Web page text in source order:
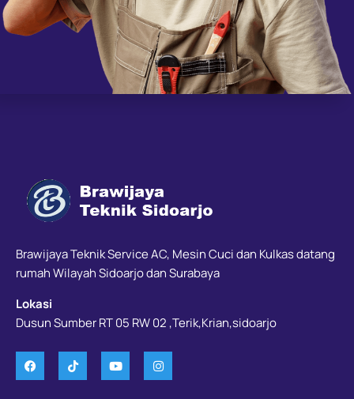
Brawijaya Teknik Service AC, Mesin Cuci dan Kulkas datang
rumah Wilayah Sidoarjo dan Surabaya
Lokasi
Dusun Sumber RT 05 RW 02 ,Terik,Krian,sidoarjo